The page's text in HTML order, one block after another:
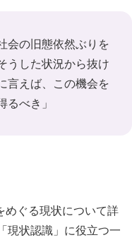
会の旧態依然ぶりを
うした状況から抜け
言えば、この機会を
べき」
ぐる現状について詳
現状認識」に役立つ一